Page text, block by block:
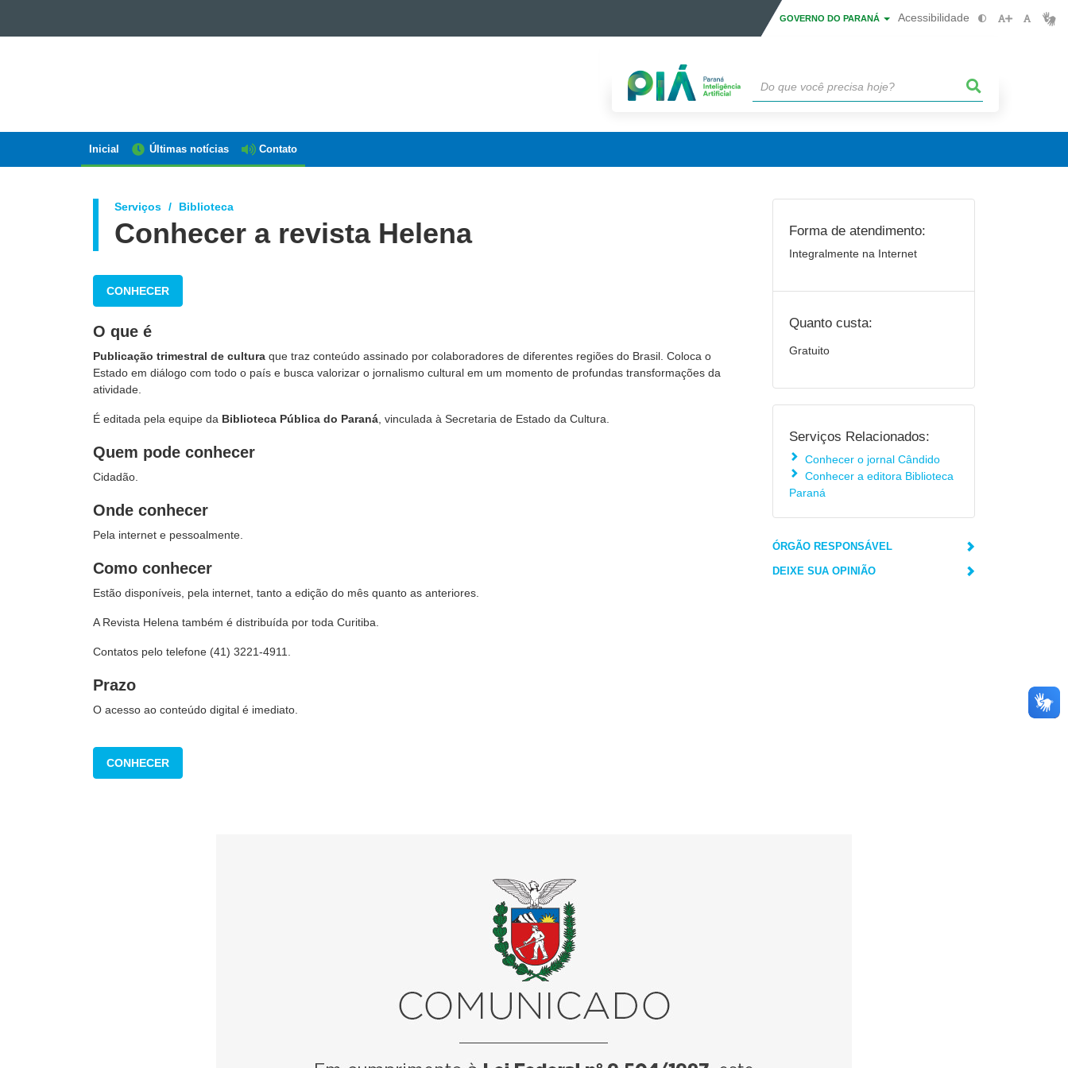
GOVERNO DO PARANÁ Acessibilidade
PARANÁ
Navegação
Inicial Últimas notícias Contato
Serviços Biblioteca
Conhecer a revista Helena
CONHECER
O que é
Publicação trimestral de cultura que traz conteúdo assinado por colaboradores de diferentes regiões do Brasil. Coloca o
Estado em diálogo com todo o país e busca valorizar o jornalismo cultural em um momento de profundas transformações da
atividade.
É editada pela equipe da Biblioteca Pública do Paraná , vinculada à Secretaria de Estado da Cultura.
Quem pode conhecer
Cidadão.
Onde conhecer
Pela internet e pessoalmente.
Como conhecer
Estão disponíveis, pela internet, tanto a edição do mês quanto as anteriores.
A Revista Helena também é distribuída por toda Curitiba.
Contatos pelo telefone (41) 3221-4911.
Prazo
O acesso ao conteúdo digital é imediato.
CONHECER
Forma de atendimento:
Integralmente na Internet
Quanto custa:
Gratuito
Serviços Relacionados:
Conhecer o jornal Cândido
Conhecer a editora Biblioteca
Paraná
ÓRGÃO RESPONSÁVEL
DEIXE SUA OPINIÃO